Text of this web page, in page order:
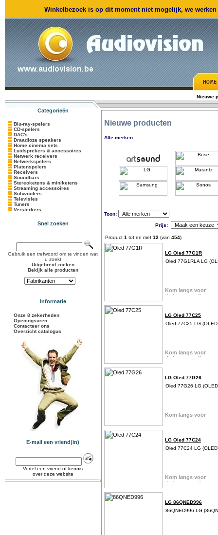
Winkelbezoek is op dit moment niet mogelijk, we
Nieuwe
Categorieën
Blu-ray-spelers
CD-spelers
DAC's
Draadloze speakers
Home cinema sets
Luidsprekers & accessoires
Netwerk receivers
Netwerkspelers
Platenspelers
Receivers
Soundbars
Stereoketens & miniketens
Streaming accessoires
Subwoofers
Televisies
Tuners
Versterkers
Snel zoeken
Gebruik een trefwoord om te vinden wat
u zoekt
Uitgebreid zoeken
Bekijk alle producten
Informatie
Onze 8 zekerheden
Openingsuren
Contacteer ons
Overzicht catalogus
E-mail een vriend(in)
Vertel een vriend of kennis
over deze website
Nieuwe producten
Alle merken
Toon:
Prijs:
Product 1 tot en met 12 (van 454)
LG Oled 77G1R
Oled 77G1RLA LG
LG Oled 77C25
Oled 77C25 LG
LG Oled 77G26
Oled 77G26 LG
LG Oled 77C24
Oled 77C24 LG
LG 86QNED996
86QNED996 LG